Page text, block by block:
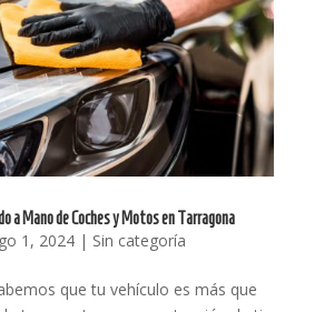
a Mano de Coches y Motos en Tarragona
1, 2024| Sin categoría
que tu vehículo es más que